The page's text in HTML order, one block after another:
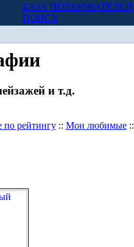
БАЗА ПОЛЬЗОВАТЕЛЕЙ
ПОИСК
и т.д.
рейтингу:: Мои любимые::